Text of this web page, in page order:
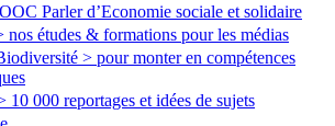
Parler d’Economie sociale et solidaire
nos études & formations pour les médias
> pour monter en compétences
10 000 reportages et idées de sujets